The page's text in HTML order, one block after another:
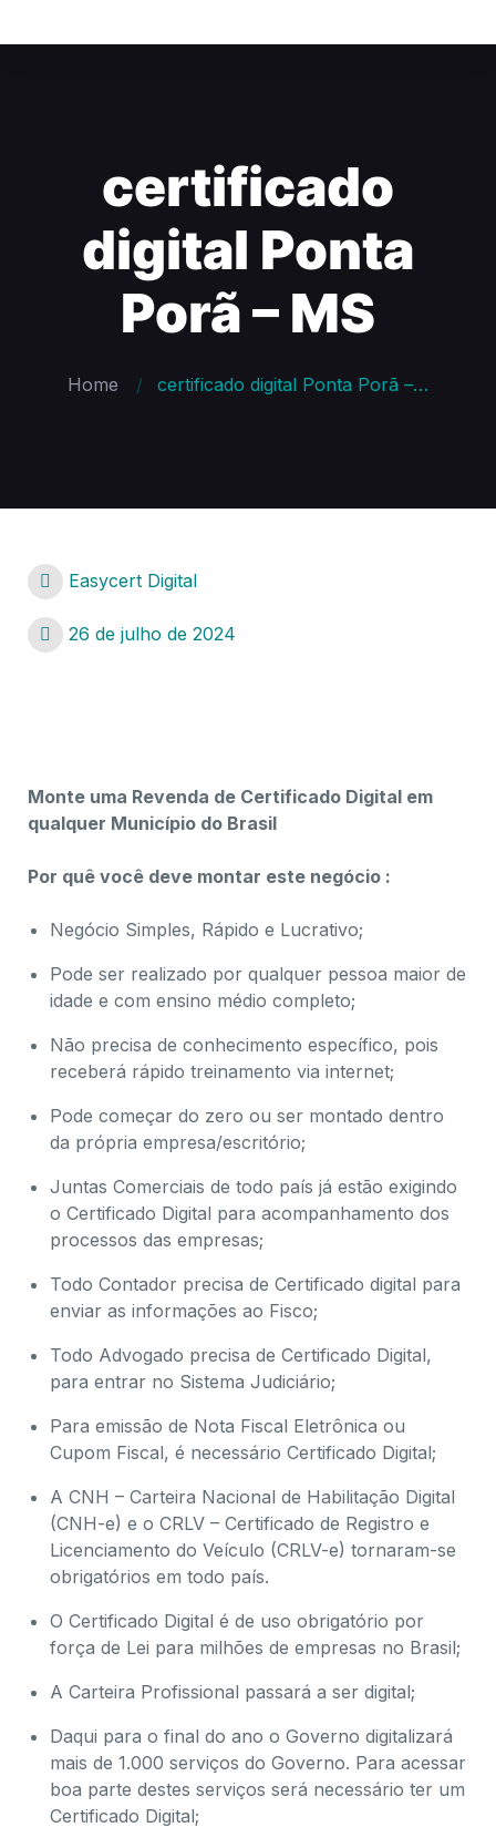
certificado
digital Ponta
Porã – MS
Home certificado digital Ponta Porã – MS
Easycert Digital
26 de julho de 2024
Monte uma Revenda de Certificado Digital em
qualquer Município do Brasil
Por quê você deve montar este negócio :
Negócio Simples, Rápido e Lucrativo;
Pode ser realizado por qualquer pessoa maior de
idade e com ensino médio completo;
Não precisa de conhecimento específico, pois
receberá rápido treinamento via internet;
Pode começar do zero ou ser montado dentro
da própria empresa/escritório;
Juntas Comerciais de todo país já estão exigindo
o Certificado Digital para acompanhamento dos
processos das empresas;
Todo Contador precisa de Certificado digital para
enviar as informações ao Fisco;
Todo Advogado precisa de Certificado Digital,
para entrar no Sistema Judiciário;
Para emissão de Nota Fiscal Eletrônica ou
Cupom Fiscal, é necessário Certificado Digital;
A CNH – Carteira Nacional de Habilitação Digital
(CNH-e) e o CRLV – Certificado de Registro e
Licenciamento do Veículo (CRLV-e) tornaram-se
obrigatórios em todo país.
O Certificado Digital é de uso obrigatório por
força de Lei para milhões de empresas no Brasil;
A Carteira Profissional passará a ser digital;
Daqui para o final do ano o Governo digitalizará
mais de 1.000 serviços do Governo. Para acessar
boa parte destes serviços será necessário ter um
Certificado Digital;